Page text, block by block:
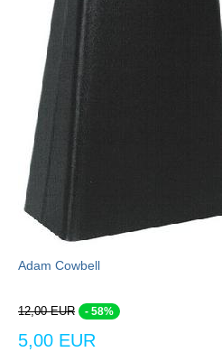
Adam Cowbell
12,00 EUR - 58%
5,00 EUR